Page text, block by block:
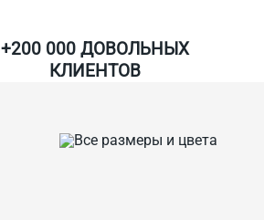
+200 000 ДОВОЛЬНЫХ
КЛИЕНТОВ